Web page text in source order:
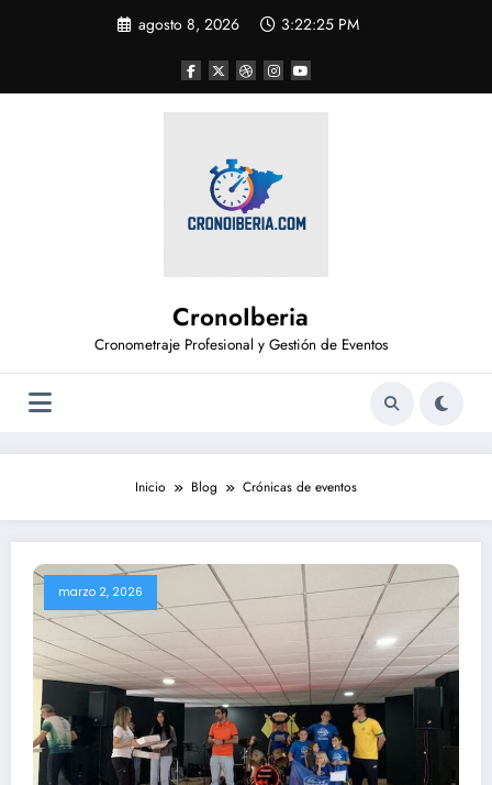
agosto 8, 2026 3:22:25 PM
CronoIberia
Cronometraje Profesional y Gestión de Eventos
Inicio Blog Crónicas de eventos
marzo 2, 2026